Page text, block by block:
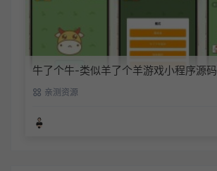
牛了个牛-类似羊了个羊游戏小程序源码
亲测资源